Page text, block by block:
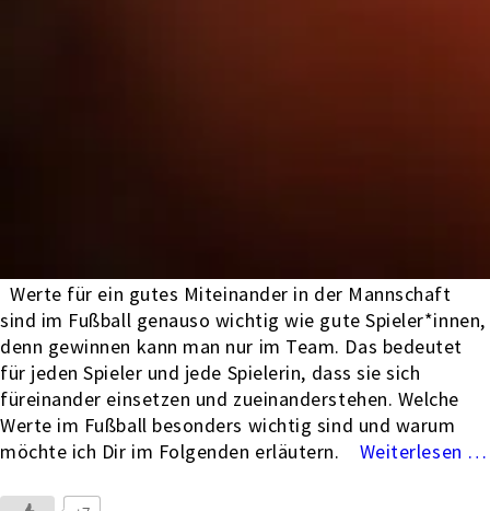
Werte für ein gutes Miteinander in der Mannschaft
sind im Fußball genauso wichtig wie gute Spieler*innen,
denn gewinnen kann man nur im Team. Das bedeutet
für jeden Spieler und jede Spielerin, dass sie sich
füreinander einsetzen und zueinanderstehen. Welche
Werte im Fußball besonders wichtig sind und warum
möchte ich Dir im Folgenden erläutern.
…